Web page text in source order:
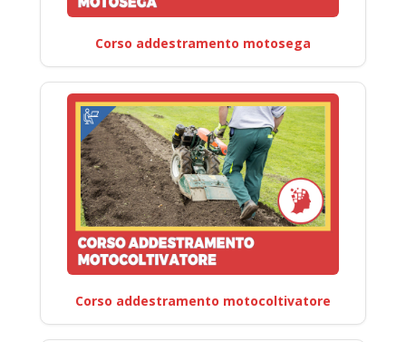
Corso addestramento motosega
Corso addestramento motocoltivatore